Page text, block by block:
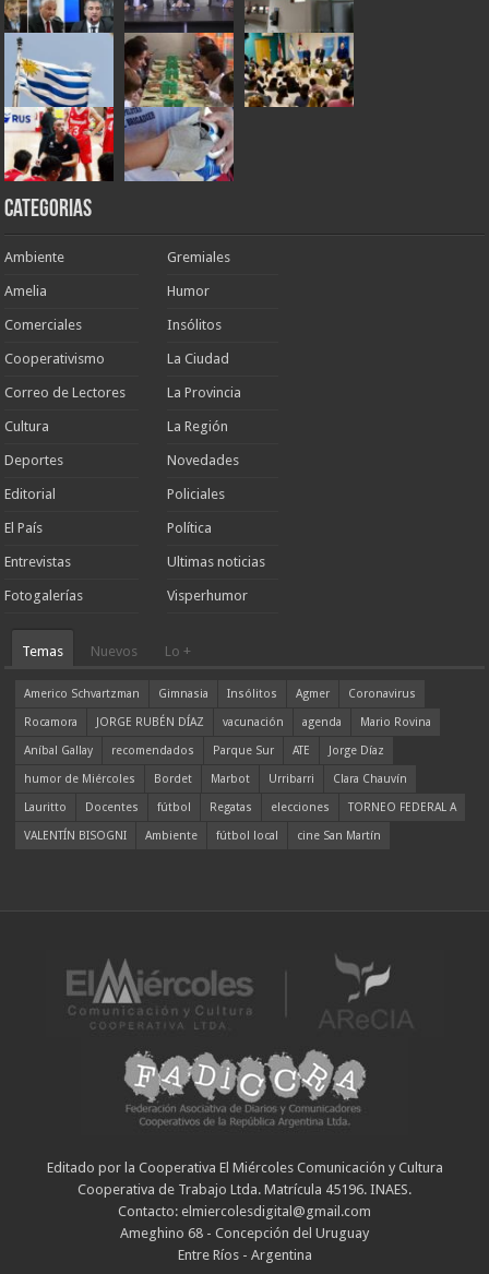
Categorias
Ambiente
Amelia
Comerciales
Cooperativismo
Correo de Lectores
Cultura
Deportes
Editorial
El País
Entrevistas
Fotogalerías
Gremiales
Humor
Insólitos
La Ciudad
La Provincia
La Región
Novedades
Policiales
Política
Ultimas noticias
Visperhumor
Temas Nuevos Lo +
Americo Schvartzman Gimnasia Insólitos Agmer
Coronavirus
Rocamora
JORGE RUBÉN DÍAZ vacunación agenda
Mario Rovina
Aníbal Gallay
recomendados Parque Sur ATE
Jorge Díaz
humor de Miércoles
Bordet Marbot Urribarri
Clara Chauvín
Lauritto
Docentes fútbol Regatas elecciones
TORNEO FEDERAL A
VALENTÍN BISOGNI
Ambiente fútbol local cine San Martín
Editado por la Cooperativa El Miércoles Comunicación y Cultura
Cooperativa de Trabajo Ltda. Matrícula 45196. INAES.
Contacto: elmiercolesdigital@gmail.com
Ameghino 68 - Concepción del Uruguay
Entre Ríos - Argentina